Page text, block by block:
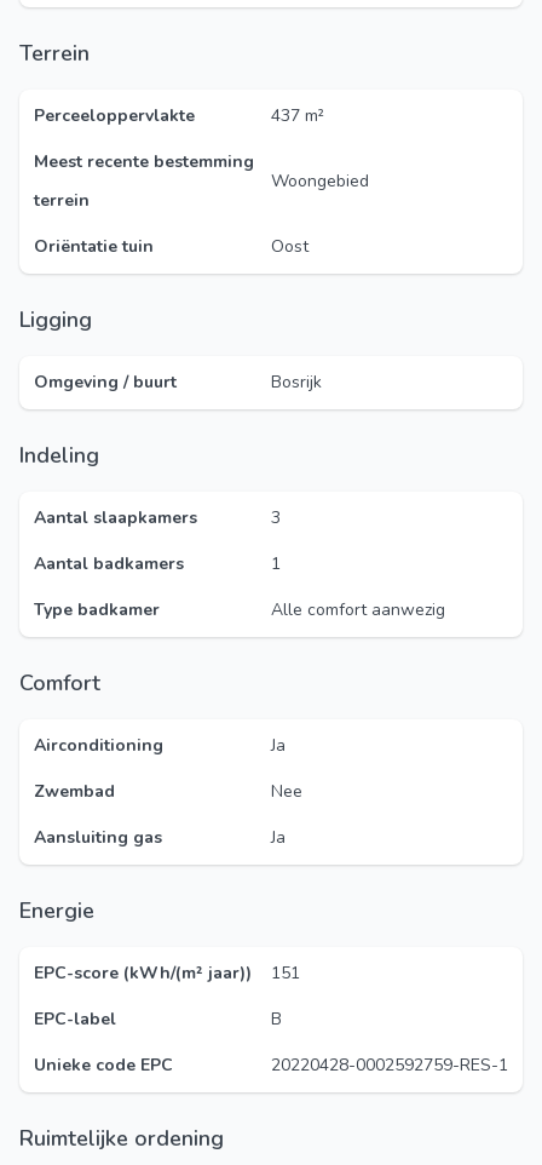
Terrein
Perceeloppervlakte
437 m²
Meest recente bestemming
terrein
Woongebied
Oriëntatie tuin Oost
Ligging
Omgeving / buurt Bosrijk
Indeling
Aantal slaapkamers
3
Aantal badkamers
1
Type badkamer
Alle comfort aanwezig
Comfort
Airconditioning
Ja
Zwembad
Nee
Aansluiting gas
Ja
Energie
EPC-score (kWh/(m² jaar))
151
EPC-label
B
Unieke code EPC
20220428-0002592759-RES-1
Ruimtelijke ordening